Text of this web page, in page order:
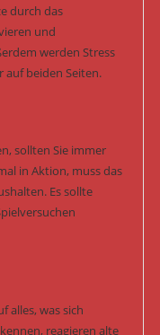
durch das
und
werden Stress
auf beiden Seiten.
sollten Sie immer
in Aktion, muss das
Es sollte
alles, was sich
reagieren alte